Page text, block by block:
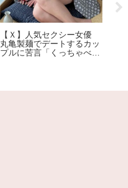
【Ｘ】人気セクシー女優
丸亀製麺でデートするカッ
プルに苦言「くっちゃべる
【
抜